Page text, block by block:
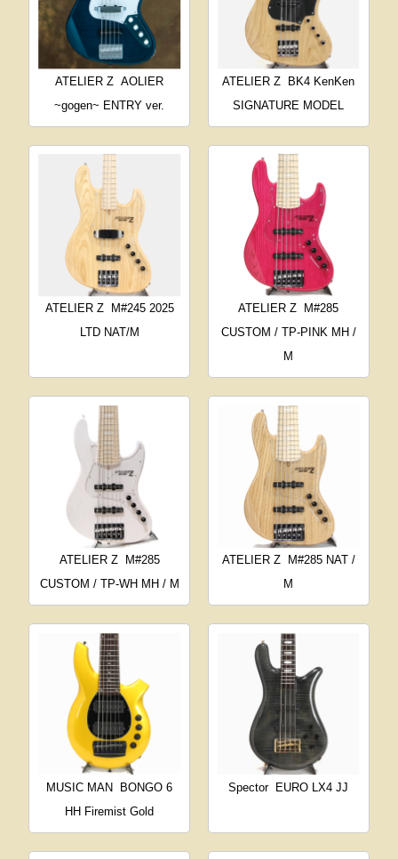
ATELIER Z AOLIER
~gogen~ ENTRY ver.
ATELIER Z BK4 KenKen
SIGNATURE MODEL
ATELIER Z
M#245 2025
LTD NAT/M
ATELIER Z
M#285
CUSTOM / TP-PINK MH /
M
ATELIER Z
M#285
CUSTOM / TP-WH MH / M
ATELIER Z
M#285 NAT /
M
MUSIC MAN BONGO 6
HH Firemist Gold
Spector EURO LX4 JJ